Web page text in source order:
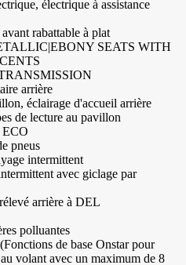
électrique à assistance
rabattable à plat
SEATS WITH
arrière
éclairage d'accueil arrière
de lecture au pavillon
ECO
pneus
intermittent
avec giclage par
arrière à DEL
polluantes
de base Onstar pour
volant avec un maximum de 8